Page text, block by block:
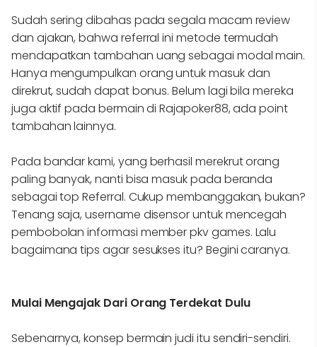
Sudah sering dibahas pada segala macam review
dan ajakan, bahwa referral ini metode termudah
mendapatkan tambahan uang sebagai modal main.
Hanya mengumpulkan orang untuk masuk dan
direkrut, sudah dapat bonus. Belum lagi bila mereka
juga aktif pada bermain di Rajapoker88, ada point
tambahan lainnya.
Pada bandar kami, yang berhasil merekrut orang
paling banyak, nanti bisa masuk pada beranda
sebagai top Referral. Cukup membanggakan, bukan?
Tenang saja, username disensor untuk mencegah
pembobolan informasi member pkv games. Lalu
bagaimana tips agar sesukses itu? Begini caranya.
Mulai Mengajak Dari Orang Terdekat Dulu
Sebenarnya, konsep bermain judi itu sendiri-sendiri.